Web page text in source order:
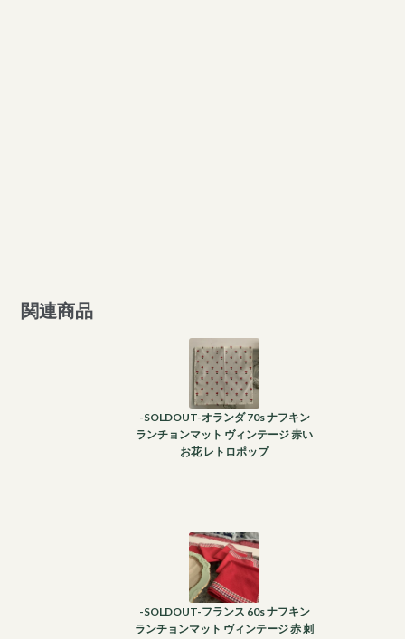
関連商品
-SOLDOUT-オランダ 70s ナフキン
ランチョンマット ヴィンテージ 赤い
お花 レトロポップ
-SOLDOUT-フランス 60s ナフキン
ランチョンマット ヴィンテージ 赤 刺